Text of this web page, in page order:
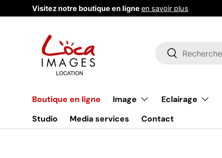
Aller au contenu
Visitez notre boutique en ligne en savoir plus
Recherche
Rechercher
Boutique en ligne Image Eclairage
Studio
Media services Contact